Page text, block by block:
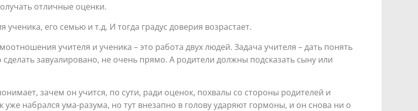
отличные оценки.
ученика, его семью и т.д. И тогда градус доверия возрастает.
учителя и ученика – это работа двух людей. Задача учителя – дать понять
завуалировано, не очень прямо. А родители должны подсказать сыну или
зачем он учится, по сути, ради оценок, похвалы со стороны родителей и
уже набрался ума-разума, но тут внезапно в голову ударяют гормоны, и он снова ни о